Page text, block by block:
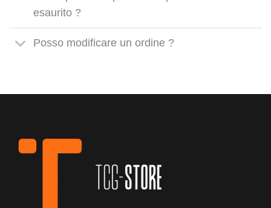
esaurito ?
Posso modificare un ordine ?